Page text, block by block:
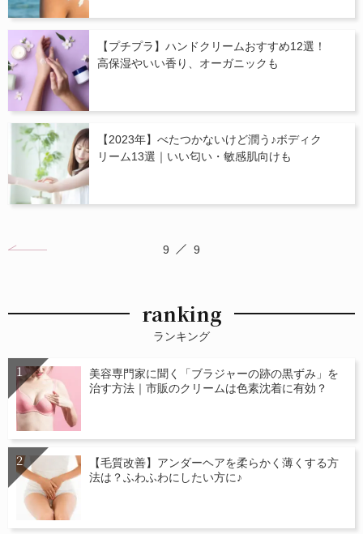
【プチプラ】ハンドクリームおすすめ12選！
高保湿やいい香り、オーガニックも
【2023年】べたつかないけど潤う♪ボディク
リーム13選｜いい匂い・敏感肌向けも
9 9
ranking
ランキング
美容専門家に聞く「ブラジャーの跡の黒ずみ」を
治す方法｜市販のクリームは色素沈着に有効？
【毛質改善】アンダーヘアを柔らかく薄くする方
法は？ふわふわにしたい方に♪